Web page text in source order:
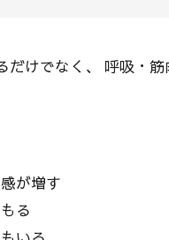
けでなく、 呼吸・筋
が増す
る